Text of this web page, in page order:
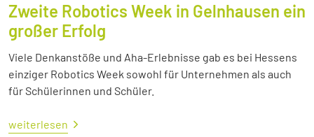
Zweite Robotics Week in Gelnhausen ein
großer Erfolg
Viele Denkanstöße und Aha-Erlebnisse gab es bei Hessens
einziger Robotics Week sowohl für Unternehmen als auch
für Schülerinnen und Schüler.
weiterlesen